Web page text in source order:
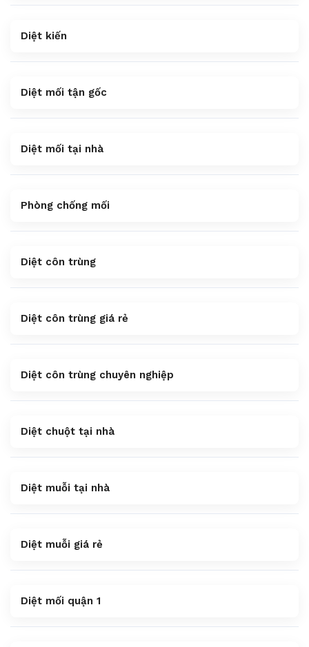
Diệt kiến
Diệt mối tận gốc
Diệt mối tại nhà
Phòng chống mối
Diệt côn trùng
Diệt côn trùng giá rẻ
Diệt côn trùng chuyên nghiệp
Diệt chuột tại nhà
Diệt muỗi tại nhà
Diệt muỗi giá rẻ
Diệt mối quận 1